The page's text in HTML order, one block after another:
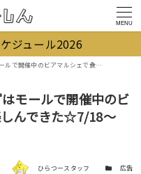
MENU
ジュール2026
食べて飲んで楽しんできた☆7/18〜20【ひらつー広告】
モールで開催中のビ
しんできた☆7/18〜
著者 ひらつースタッフ カテゴリー
広告